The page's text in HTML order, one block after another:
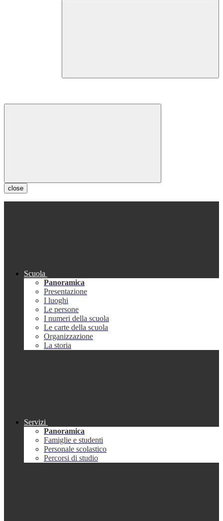
close
Scuola
Panoramica
Presentazione
I luoghi
Le persone
I numeri della scuola
Le carte della scuola
Organizzazione
La storia
Servizi
Panoramica
Famiglie e studenti
Personale scolastico
Percorsi di studio